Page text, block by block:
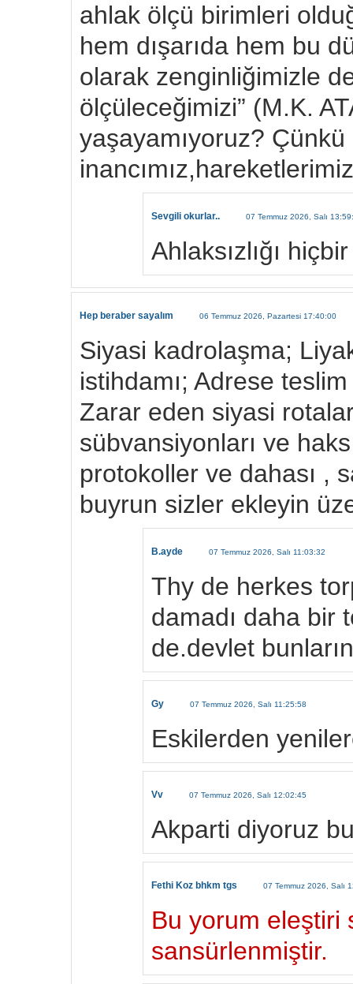
ahlak ölçü birimleri
hem dışarıda hem bu
olarak zenginliğimizle
ölçüleceğimizi” (M.K.
yaşayamıyoruz?
Sevgili okurlar.. 07 Temmuz 2026, Salı
Ahlaksızlığı
Hep beraber sayalım 06 Temmuz 2026, Pazartesi 17:40:00
Siyasi kadrolaşma;
istihdamı; Adrese
Zarar eden siyasi
sübvansiyonları ve
protokoller ve dahası ,
buyrun sizler ekleyin
B.ayde 07 Temmuz 2026, Salı 11:03:32
Thy de herkes
damadı daha bir
de.devlet
Gy 07 Temmuz 2026, Salı 11:25:58
Eskilerden
Vv 07 Temmuz 2026, Salı 12:02:45
Akparti diyoruz
Fethi Koz bhkm tgs 07 Temmuz 2026, Salı
Bu yorum eleştiri
sansürlenmiştir.